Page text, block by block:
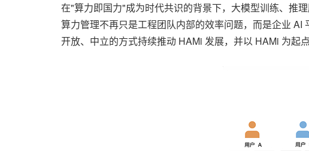
在"算力即国力"成为时代共识的背景下，大模型训练、推
算力管理不再只是工程团队内部的效率问题，而是企业
开放、中立的方式持续推动 HAMi 发展，并以 HAMi 为起